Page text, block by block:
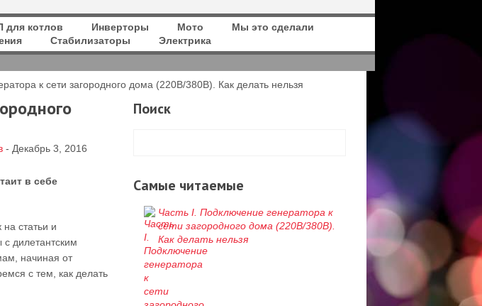
для котлов Инверторы Мото
Мы это сделали
Стабилизаторы Электрика
к сети загородного дома (220В/380В). Как делать нельзя
- Декабрь 3, 2016
в себе
статьи и
дилетантским
начиная от
с тем, как делать
Поиск
Самые читаемые
Часть I. Подключение генератора к
сети загородного дома (220В/380В).
Как делать нельзя